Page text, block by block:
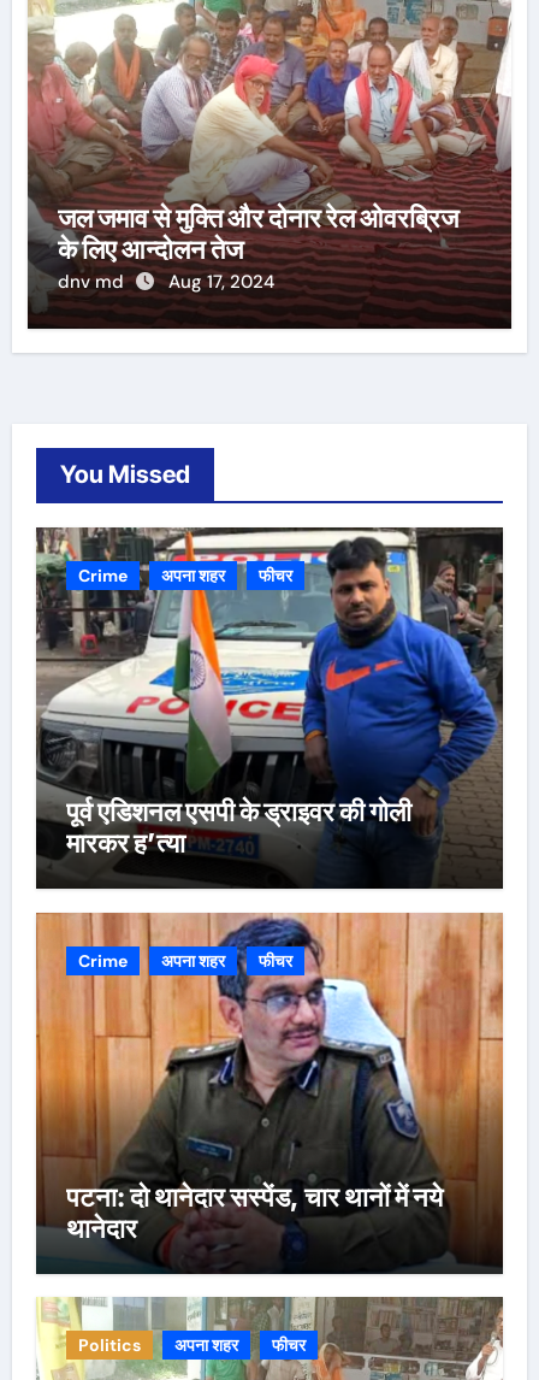
जल जमाव से मुक्ति और दोनार रेल ओवरब्रिज
के लिए आन्दोलन तेज
dnv md Aug 17, 2024
You Missed
Crime अपना शहर फीचर
पूर्व एडिशनल एसपी के ड्राइवर की गोली
मारकर ह’त्या
Crime अपना शहर फीचर
पटना: दो थानेदार सस्पेंड, चार थानों में नये
थानेदार
Politics अपना शहर फीचर